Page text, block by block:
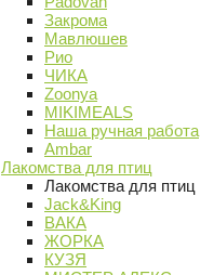
Закрома
Мавлюшев
Рио
ЧИКА
Zoonya
MIKIMEALS
Наша ручная работа
Ambar
Лакомства для птиц
Лакомства для птиц
Jack&King
ВАКА
ЖОРКА
КУЗЯ